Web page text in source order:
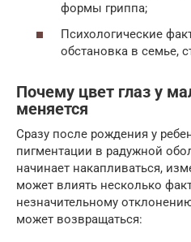
формы гриппа;
Психологические
обстановка в семье,
Почему цвет глаз у
меняется
Сразу после рождения у
пигментации в радужной
начинает накапливаться,
может влиять несколько
незначительному
может возвращаться: